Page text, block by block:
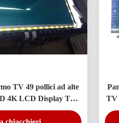
TV 49 pollici ad alte
4K LCD Display TV
DV490FHB-NV0
TV